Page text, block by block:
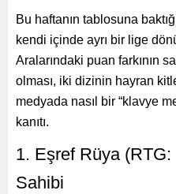
Bu haftanın tablosuna
kendi içinde ayrı bir lige
Aralarındaki puan farkının
olması, iki dizinin hayran
medyada nasıl bir “klavye
kanıtı.
1. Eşref Rüya (RTG:
Sahibi